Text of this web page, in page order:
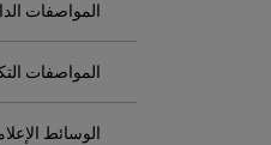
المواصفات
المواصفات
الوسائط